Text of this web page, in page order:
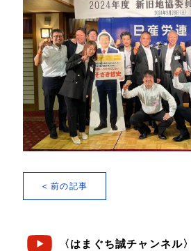
< 前の記事
〈はまぐち誠チャンネル